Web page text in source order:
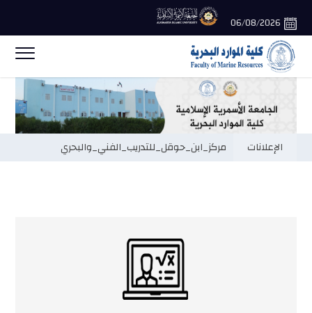
06/08/2026
الإعلانات ورشة عمل قسم الموانئ بعنوان سلاسل الامداد